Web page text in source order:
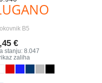
B5
€
stanju: 8.047
zaliha